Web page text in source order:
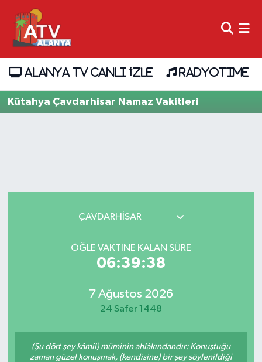
ALANYA TV CANLI İZLE RADYOTIME
Kütahya Çavdarhisar Namaz Vakitleri
ÇAVDARHİSAR
ÖĞLE VAKTINE KALAN SÜRE
06:39:38
7 Ağustos 2026
24 Safer 1448
(Şu dört şey kâmil) müminin ahlâkındandır: Konuştuğu
zaman güzel konuşmak, (kendisine) bir şey söylenildiği